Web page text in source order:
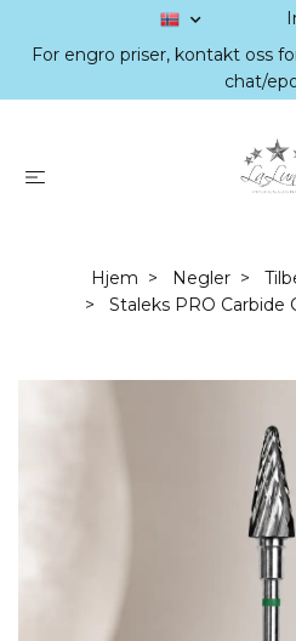
For engro priser, kontakt oss
chat/
Hjem Negler
Staleks PRO Carbide